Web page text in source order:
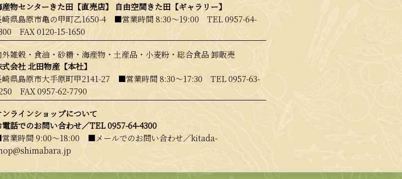
物センターきた田【直売店】 自由空間きた田【ギャラリー】
崎県島原市亀の甲町乙1650-4 ■営業時間 8:30〜19:00TEL 0957-64-
FAX 0120-15-1650
外雑穀・食油・砂糖・海産物・土産品・小麦粉・総合食品 卸販売
会社 北田物産【本社】
崎県島原市大手原町甲2141-27 ■営業時間 8:30〜17:30 TEL 0957-63-
FAX 0957-62-7790
ンラインショップについて
電話でのお問い合わせ／TEL 0957-64-4300
業時間 9:00〜18:00 ■メールでのお問い合わせ／kitada-